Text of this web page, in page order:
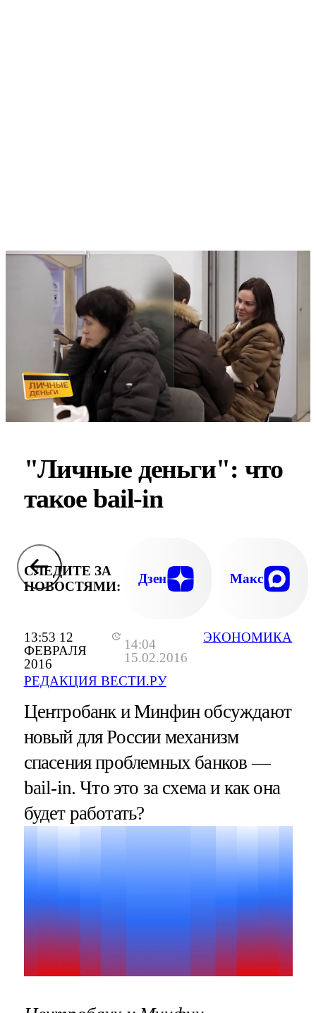
13:53 12
ФЕВРАЛЯ
2016
14:04
15.02.2016
РЕДАКЦИЯ ВЕСТИ.РУ
ЭКОНОМИКА
"Личные деньги": что
такое bail-in
СЛЕДИТЕ ЗА
НОВОСТЯМИ:
Дзен Макс
Центробанк и Минфин обсуждают
новый для России механизм
спасения проблемных банков —
bail-in. Что это за схема и как она
будет работать?